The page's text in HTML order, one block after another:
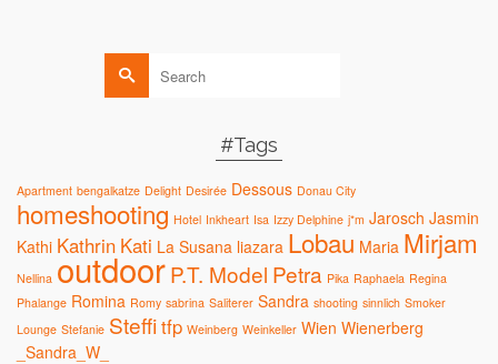
Search
for:
#Tags
Apartment bengalkatze Delight Desirée Dessous Donau City
homeshooting Hotel Inkheart Isa Izzy Delphine j*m Jarosch Jasmin
Kathi Kathrin Kati La Susana liazara Lobau Maria Mirjam
Nellina outdoorP.T. Model Petra Pika Raphaela Regina
Phalange Romina Romy sabrina Saliterer Sandra shooting sinnlich Smoker
Lounge Stefanie Steffitfp Weinberg Weinkeller Wien Wienerberg
_Sandra_W_